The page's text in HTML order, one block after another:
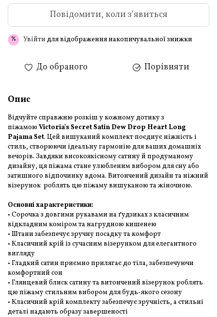
Повідомити, коли з'явиться
% Увійти для відображення накопичувальної знижки
До обраного Порівняти
Опис
Відчуйте справжню розкіш у кожному дотику з
піжамою Victoria's Secret Satin Dew Drop Heart Long
Pajama Set. Цей вишуканий комплект поєднує ніжність і
стиль, створюючи ідеальну гармонію для ваших домашніх
вечорів. Завдяки високоякісному сатину й продуманому
дизайну, ця піжама стане улюбленим вибором для сну або
затишного відпочинку вдома. Витончений дизайн та ніжний
візерунок роблять цю піжаму вишуканою та жіночною.
Основні характеристики:
• Сорочка з довгими рукавами на ґудзиках з класичним
відкладним коміром та нагрудною кишенею
• Штани забезпечує зручну посадку та комфорт
• Класичний крій із сучасним візерунком для елегантного
вигляду
• Гладкий сатин приємно прилягає до тіла, забезпечуючи
комфортний сон
• Глянцевий блиск сатину та витончений візерунок роблять
цю піжаму стильним вибором для будь-якого сезону
• Класичний крій комплекту забезпечує зручність, а стильні
деталі надають образу завершеності